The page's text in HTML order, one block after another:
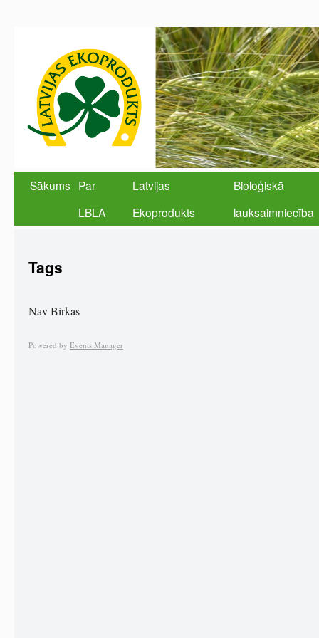
Sākums Par
LBLA
Latvijas
Ekoprodukts
Bioloģiskā
lauksaimniecība
Tags
Nav Birkas
Powered by Events Manager